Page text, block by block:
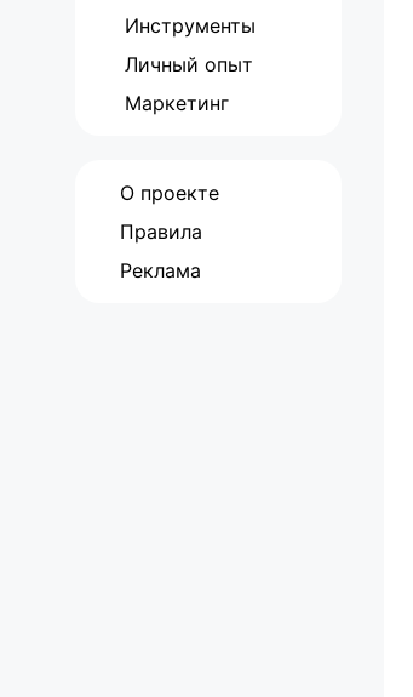
Инструменты
Личный опыт
Маркетинг
О проекте
Правила
Реклама